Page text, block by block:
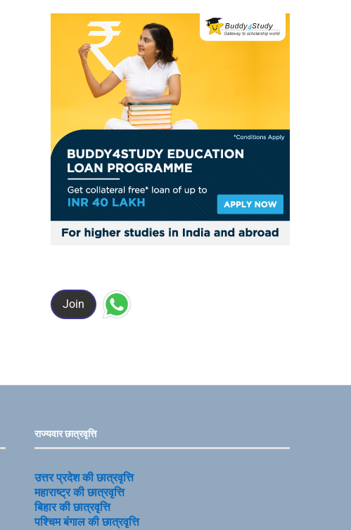
Join
राज्यवार छात्रवृत्ति
उत्तर प्रदेश की छात्रवृत्ति
महाराष्ट्र की छात्रवृत्ति
बिहार की छात्रवृत्ति
पश्चिम बंगाल की छात्रवृत्ति